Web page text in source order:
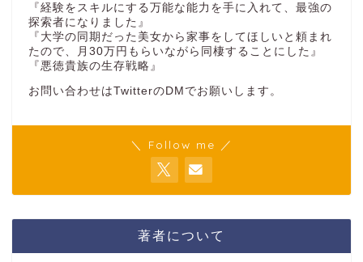
『経験をスキルにする万能な能力を手に入れて、最強の
探索者になりました』
『大学の同期だった美女から家事をしてほしいと頼まれ
たので、月30万円もらいながら同棲することにした』
『悪徳貴族の生存戦略』
お問い合わせはTwitterのDMでお願いします。
＼ Follow me ／
著者について